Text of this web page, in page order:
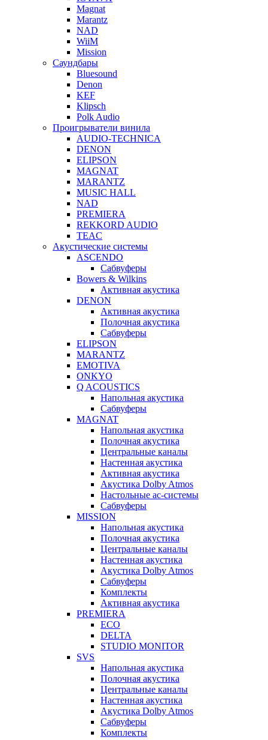
Magnat
Marantz
NAD
WiiM
Mission
Саундбары
Bluesound
Denon
KEF
Klipsch
Polk Audio
Проигрыватели винила
AUDIO-TECHNICA
DENON
ELIPSON
MAGNAT
MARANTZ
MUSIC HALL
NAD
PREMIERA
REKKORD AUDIO
TEAC
Акустические системы
ASCENDO
Сабвуферы
Bowers & Wilkins
Активная акустика
DENON
Активная акустика
Полочная акустика
Сабвуферы
ELIPSON
MARANTZ
EMOTIVA
ONKYO
Q ACOUSTICS
Напольная акустика
Сабвуферы
MAGNAT
Напольная акустика
Полочная акустика
Центральные каналы
Настенная акустика
Активная акустика
Акустика Dolby Atmos
Настольные ас-системы
Сабвуферы
MISSION
Напольная акустика
Полочная акустика
Центральные каналы
Настенная акустика
Акустика Dolby Atmos
Сабвуферы
Комплекты
Активная акустика
PREMIERA
ECO
DELTA
STUDIO MONITOR
SVS
Напольная акустика
Полочная акустика
Центральные каналы
Настенная акустика
Акустика Dolby Atmos
Сабвуферы
Комплекты